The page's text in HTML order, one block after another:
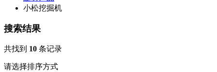
小松挖掘机
搜索结果
共找到 10 条记录
请选择排序方式